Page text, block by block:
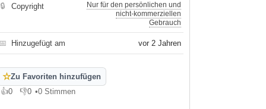
🔒 Copyright
Nur für den persönlichen und
nicht-kommerziellen
Gebrauch
Hinzugefügt am vor 2 Jahren
☆Zu Favoriten hinzufügen
👍0
Gefällt mir
👎0
Gefällt mir nicht
•0 Stimmen